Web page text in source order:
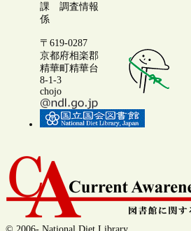
課 調査情報
係
〒619-0287
京都府相楽郡
精華町精華台
8-1-3
chojo